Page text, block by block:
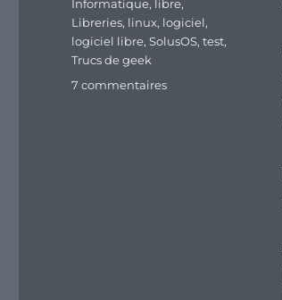
Informatique, libre,
Libreries, linux, logiciel,
logiciel libre,SolusOS,test,
Trucs de geek
7 commentairessur